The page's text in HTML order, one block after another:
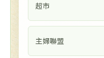
超市
主婦聯盟